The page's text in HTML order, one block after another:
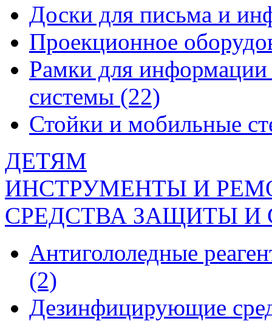
Доски для письма и
Проекционное
Рамки для
системы (22)
Стойки и мобильные
ДЕТЯМ
ИНСТРУМЕНТЫ И
СРЕДСТВА ЗАЩИТЫ
Антигололедные
(2)
Дезинфицирующие